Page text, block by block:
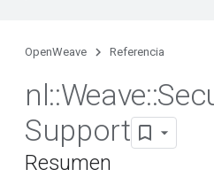
OpenWeave Referencia
nl::Weave::
Support
Resumen